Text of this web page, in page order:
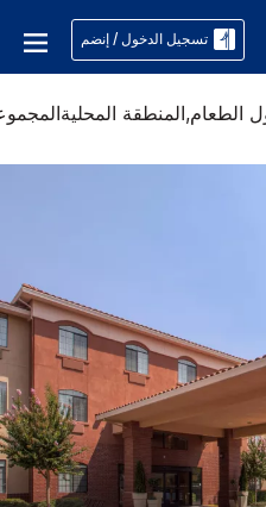
تسجيل الدخول / إنضم
الطعام,المنطقة المحلية